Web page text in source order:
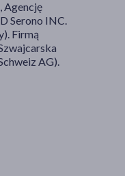
Agencję
Serono INC.
Firmą
AG).